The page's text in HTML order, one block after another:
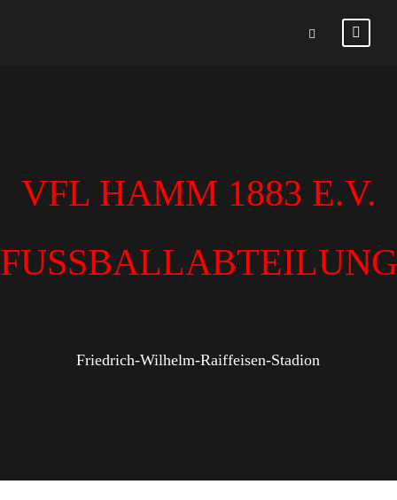
VFL HAMM 1883 E.V.
FUSSBALLABTEILUNG
Friedrich-Wilhelm-Raiffeisen-Stadion